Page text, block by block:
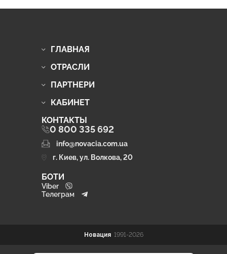
ГЛАВНАЯ
ОТРАСЛИ
ПАРТНЕРИ
КАБИНЕТ
КОНТАКТЫ
0 800 335 692
info@novacia.com.ua
г. Киев, ул. Волкова, 20
БОТИ
Viber
Телеграм
Новация 1991-2026